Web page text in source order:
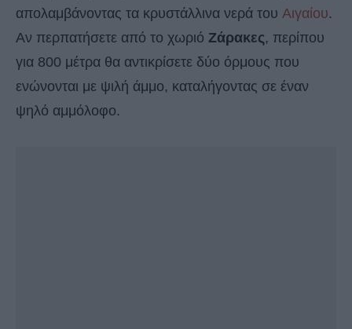
απολαμβάνοντας τα κρυστάλλινα νερά του Αιγαίου.
Αν περπατήσετε από το χωριό Ζάρακες, περίπου
για 800 μέτρα θα αντικρίσετε δύο όρμους που
ενώνονται με ψιλή άμμο, καταλήγοντας σε έναν
ψηλό αμμόλοφο.